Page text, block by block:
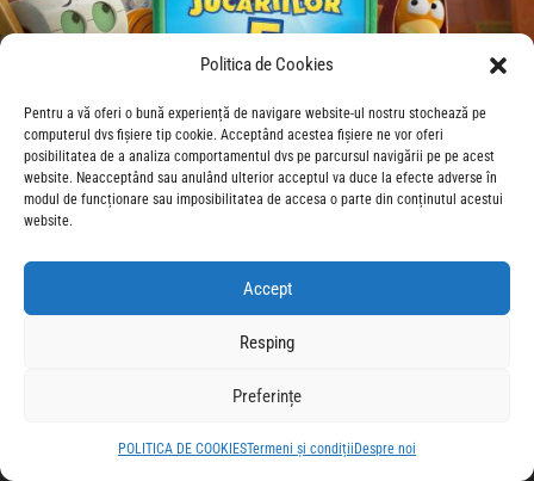
Politica de Cookies
Pentru a vă oferi o bună experiență de navigare website-ul nostru stochează pe
computerul dvs fișiere tip cookie. Acceptând acestea fișiere ne vor oferi
posibilitatea de a analiza comportamentul dvs pe parcursul navigării pe pe acest
website. Neacceptând sau anulând ulterior acceptul va duce la efecte adverse în
modul de funcționare sau imposibilitatea de accesa o parte din conținutul acestui
website.
Accept
Resping
Preferințe
POLITICA DE COOKIESTermeni și condiții Despre noi
© 2026 CineForum Romania